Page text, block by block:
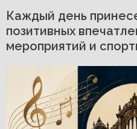
Каждый день
позитивных
мероприятий и